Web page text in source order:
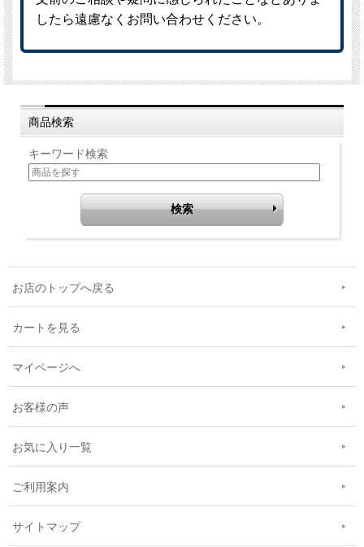
商品検索
キーワード検索
お店のトップへ戻る
カートを見る
マイページへ
お客様の声
お気に入り一覧
ご利用案内
サイトマップ